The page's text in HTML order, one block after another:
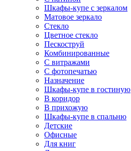
Шкафы-купе с зеркалом
Матовое зеркало
Стекло
Цветное стекло
Пескоструй
Комбинированные
С витражами
С фотопечатью
Назначение
Шкафы-купе в гостиную
В коридор
В прихожую
Шкафы-купе в спальню
Детские
Офисные
Для книг